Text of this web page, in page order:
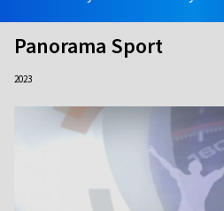
Panorama Sport
2023